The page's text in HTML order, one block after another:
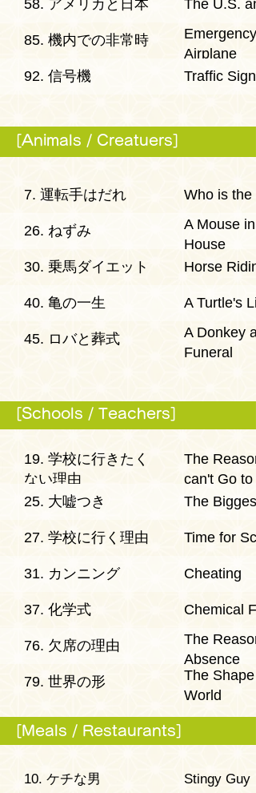
58. アメリカと日本 The U.S.
85. 機内での非常時
Emergency
Airplane
92. 信号機
Traffic
[Animals / Creatuers]
7. 運転手はだれ Who is the
26. ねずみ
A Mouse in
House
30. 乗馬ダイエット
Horse
40. 亀の一生 A Turtle's
45. ロバと葬式
A Donkey
Funeral
[Schools / Teachers]
19. 学校に行きたく
ない理由
The
can't Go to
25. 大嘘つき
The
27. 学校に行く理由 Time for
31. カンニング Cheating
37. 化学式 Chemical
76. 欠席の理由
The
Absence
79. 世界の形
The Shape
World
[Meals / Restaurants]
10. ケチな男 Stingy Guy